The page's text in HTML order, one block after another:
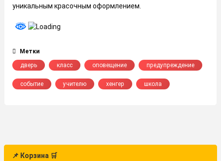
уникальным красочным оформлением.
Метки
дверь
класс оповещение предупреждение
событие учителю хенгер школа
📌 Корзина 🛒